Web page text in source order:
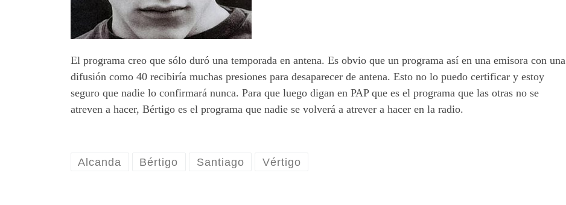
El programa creo que sólo duró una temporada en antena. Es obvio que un programa así­ en una emisora con una
difusión como 40 recibirí­a muchas presiones para desaparecer de antena. Esto no lo puedo certificar y estoy
seguro que nadie lo confirmará nunca. Para que luego digan en PAP que es el programa que las otras no se
atreven a hacer, Bértigo es el programa que nadie se volverá a atrever a hacer en la radio.
Alcanda Bértigo Santiago Vértigo